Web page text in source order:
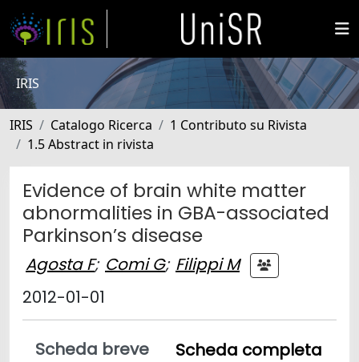
IRIS
IRIS Catalogo Ricerca
1 Contributo su Rivista
1.5 Abstract in rivista
Evidence of brain white matter
abnormalities in GBA-associated
Parkinson’s disease
Agosta F; Comi G; Filippi M
2012-01-01
Scheda breve
Scheda completa